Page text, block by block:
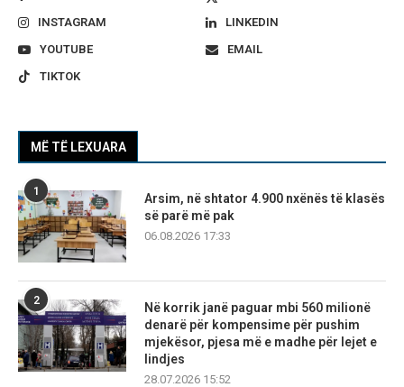
INSTAGRAM
LINKEDIN
YOUTUBE
EMAIL
TIKTOK
MË TË LEXUARA
1
Arsim, në shtator 4.900 nxënës të klasës
së parë më pak
06.08.2026 17:33
2
Në korrik janë paguar mbi 560 milionë
denarë për kompensime për pushim
mjekësor, pjesa më e madhe për lejet e
lindjes
28.07.2026 15:52